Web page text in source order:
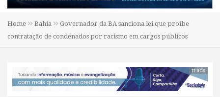
Home Bahia
Governador da BA sanciona lei que proíbe
contratação de condenados por racismo em cargos públicos
tt ads